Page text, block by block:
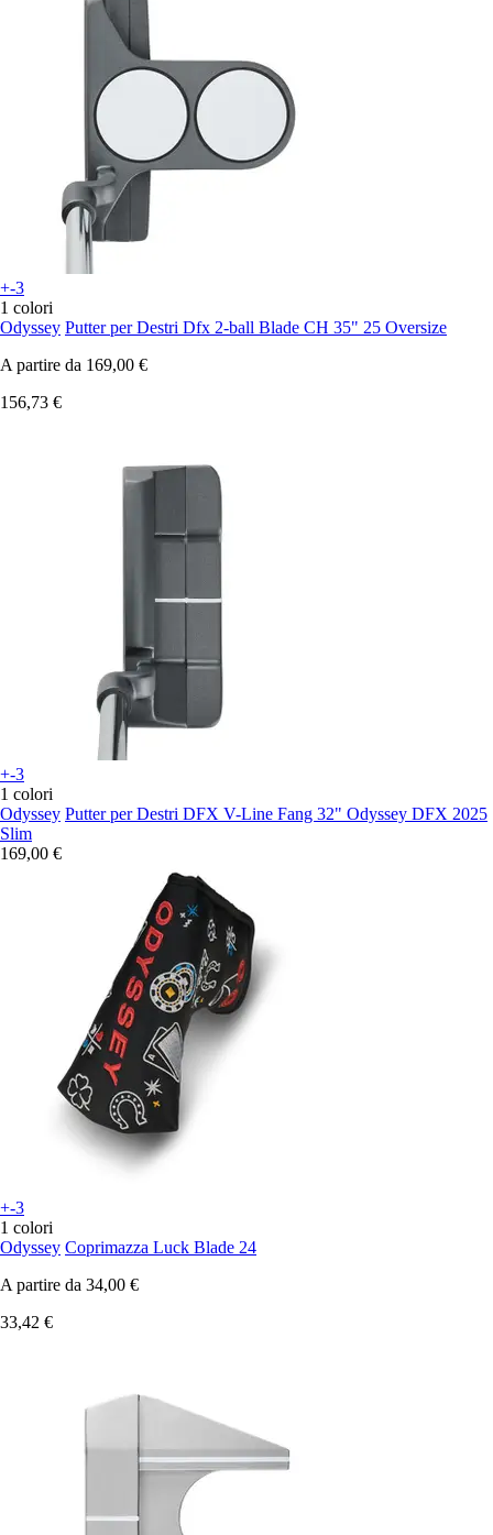
+-3
1 colori
Odyssey Putter per Destri Dfx 2-ball Blade CH 35" 25 Oversize
A partire da 169,00 €
156,73 €
+-3
1 colori
Odyssey Putter per Destri DFX V-Line Fang 32" Odyssey DFX 2025
Slim
169,00 €
+-3
1 colori
Odyssey Coprimazza Luck Blade 24
A partire da 34,00 €
33,42 €